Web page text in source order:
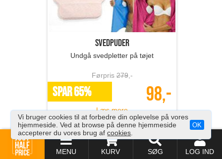
MENU KURV SØG LOG IND
Svedpuder
Undgå svedpletter på tøjet
Førpris279,-
SPAR 65% 98,-
Læs mere
Vi bruger cookies til at forbedre din oplevelse på vores
hjemmeside. Ved at browse på denne hjemmeside
accepterer du vores brug afcookies
OK